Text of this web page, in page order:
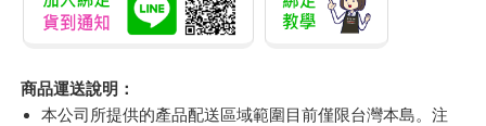
商品運送說明：
本公司所提供的產品配送區域範圍目前僅限台灣本島。注